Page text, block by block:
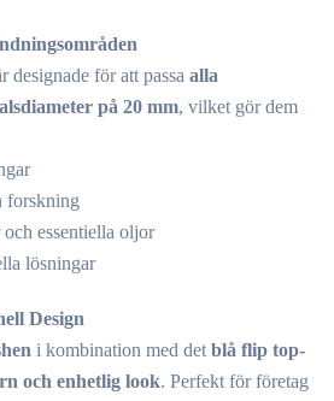
designade för att passa alla
på 20 mm, vilket gör dem
forskning
essentiella oljor
lösningar
Design
i kombination med det blå flip top-
och enhetlig look. Perfekt för företag